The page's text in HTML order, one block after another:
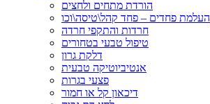
הורדת מתחים ולחצים
העלמת פחדים – פחד קהל\טיסה\וכו
חרדות והתקפי חרדה
טיפול טבעי בטחורים
דלקת גרון
אנטיביוטיקה טבעית
פצעי בגרות
דיכאון קל או חמור